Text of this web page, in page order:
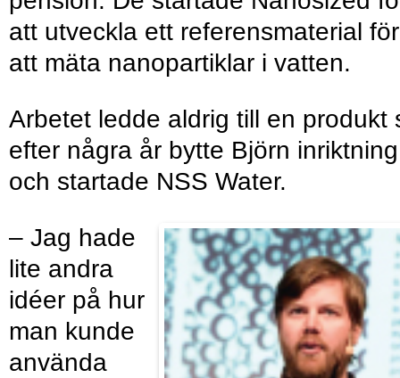
att utveckla ett referensmaterial för
att mäta nanopartiklar i vatten.
Arbetet ledde aldrig till en produkt
efter några år bytte Björn inriktning
och startade NSS Water.
– Jag hade
lite andra
idéer på hur
man kunde
använda